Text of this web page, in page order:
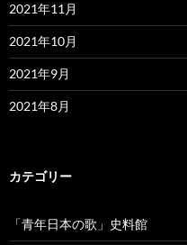
2021年11月
2021年10月
2021年9月
2021年8月
カテゴリー
「青年日本の歌」史料館